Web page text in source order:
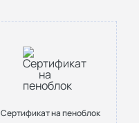
Сертификат на пеноблок